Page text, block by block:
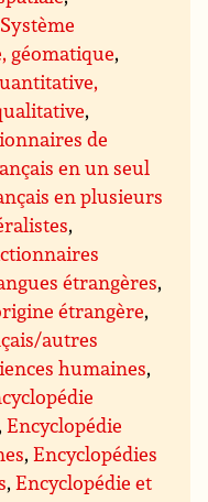
Système
géomatique,
,
de
en un seul
en plusieurs
,
étrangères,
étrangère,
autres
humaines,
,Encyclopédie
,Encyclopédies
,Encyclopédie et